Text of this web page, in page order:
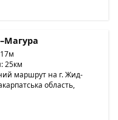
25км
маршрут на г. Жид-
область,